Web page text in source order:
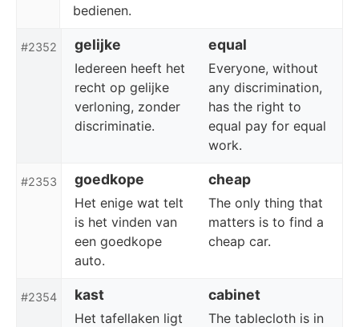
bedienen.
#2352 gelijke equal
Iedereen heeft het
recht op gelijke
verloning, zonder
discriminatie.
Everyone, without
any discrimination,
has the right to
equal pay for equal
work.
#2353 goedkope cheap
Het enige wat telt
is het vinden van
een goedkope
auto.
The only thing that
matters is to find a
cheap car.
#2354 kast cabinet
Het tafellaken ligt
The tablecloth is in